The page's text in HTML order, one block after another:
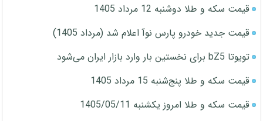
قیمت سکه و طلا دوشنبه 12 مرداد 1405
قیمت جدید خودرو پارس نوآ اعلام شد (مرداد 1405)
تویوتا bZ5 برای نخستین بار وارد بازار ایران می‌شود
قیمت سکه و طلا پنج‌شنبه 15 مرداد 1405
قیمت سکه و طلا امروز یکشنبه 1405/05/11